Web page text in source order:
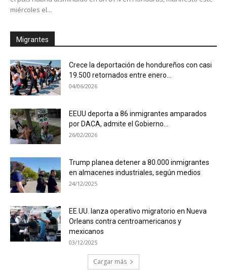
miércoles el...
Migrantes
Crece la deportación de hondureños con casi
19.500 retornados entre enero...
04/06/2026
EEUU deporta a 86 inmigrantes amparados
por DACA, admite el Gobierno...
26/02/2026
Trump planea detener a 80.000 inmigrantes
en almacenes industriales, según medios
24/12/2025
EE.UU. lanza operativo migratorio en Nueva
Orleans contra centroamericanos y
mexicanos
03/12/2025
Cargar más